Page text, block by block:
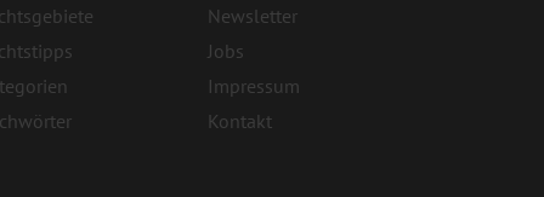
Newsletter
Jobs
Impressum
Kontakt